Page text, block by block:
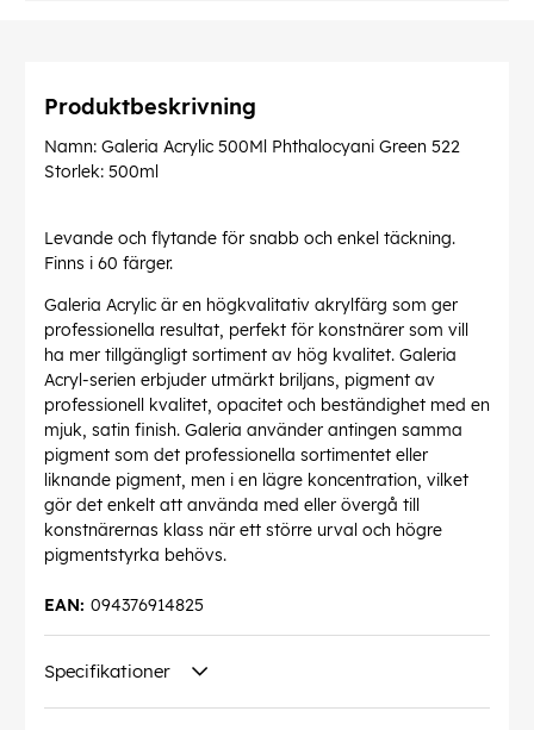
Produktbeskrivning
Namn: Galeria Acrylic 500Ml Phthalocyani Green 522
Storlek: 500ml
Levande och flytande för snabb och enkel täckning.
Finns i 60 färger.
Galeria Acrylic är en högkvalitativ akrylfärg som ger
professionella resultat, perfekt för konstnärer som vill
ha mer tillgängligt sortiment av hög kvalitet. Galeria
Acryl-serien erbjuder utmärkt briljans, pigment av
professionell kvalitet, opacitet och beständighet med en
mjuk, satin finish. Galeria använder antingen samma
pigment som det professionella sortimentet eller
liknande pigment, men i en lägre koncentration, vilket
gör det enkelt att använda med eller övergå till
konstnärernas klass när ett större urval och högre
pigmentstyrka behövs.
094376914825
EAN:
Specifikationer